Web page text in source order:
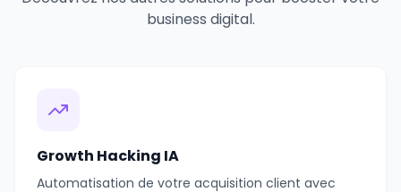
business digital.
Growth Hacking IA
Automatisation de votre acquisition client avec